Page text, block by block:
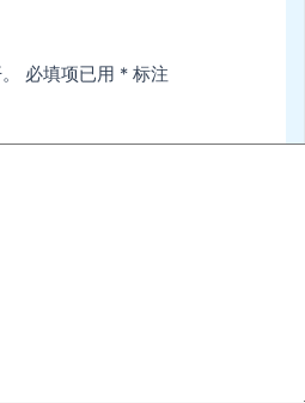
必填项已用 * 标注